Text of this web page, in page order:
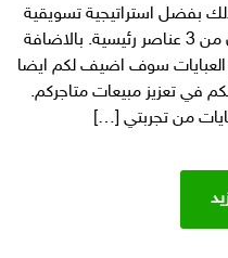
العبايات:
اول
مليون
من
مبيعات
بفضل استراتيجية تسويقية
ذكية تعتمد على نظام متكامل مكون من 3 عناصر رئيسية. بالاضافة
سوف اضيف لكم ايضا
في تعزيز مبيعات متاجركم.
من تجربتي […]